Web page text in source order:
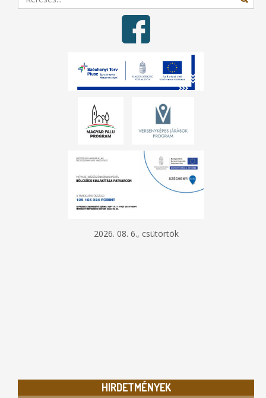
2026. 08. 6., csütörtök
HIRDETMÉNYEK